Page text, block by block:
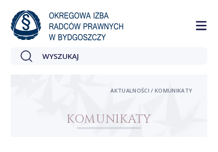
KOMUNIKATY
AKTUALNOŚCI / KOMUNIKATY